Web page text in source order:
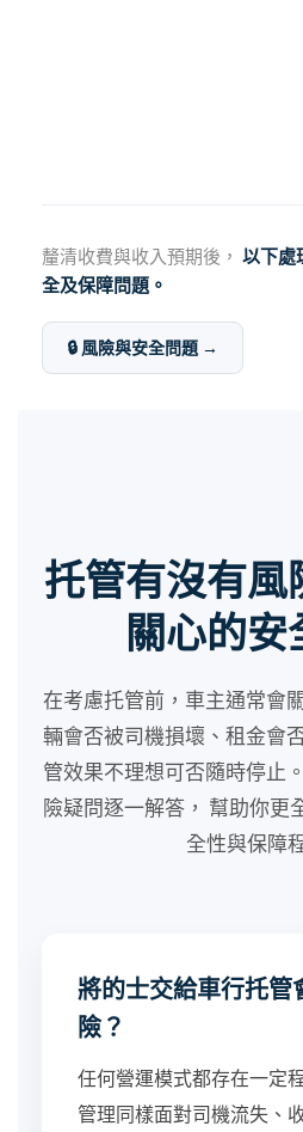
釐清收費與收入預期後， 以下處
全及保障問題。
🔒 風險與安全問題 →
托管有沒有風
關心的安
在考慮托管前，車主通常會
輛會否被司機損壞、租金會
管效果不理想可否隨時停止
險疑問逐一解答， 幫助你更
全性與保障
將的士交給車行托管
險？
任何營運模式都存在一定
管理同樣面對司機流失、